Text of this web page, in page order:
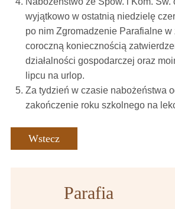
wyjątkowo w ostatnią niedzielę
po nim Zgromadzenie Parafialne w
coroczną koniecznością
działalności gospodarczej oraz
lipcu na urlop.
Za tydzień w czasie nabożeństwa
zakończenie roku szkolnego na
Wstecz
Parafia